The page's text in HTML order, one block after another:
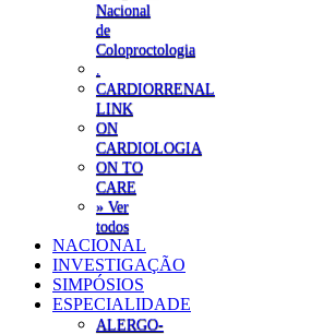
Nacional
de
Coloproctologia
CARDIORRENAL
LINK
ON
CARDIOLOGIA
ON TO
CARE
» Ver
todos
NACIONAL
INVESTIGAÇÃO
SIMPÓSIOS
ESPECIALIDADE
ALERGO-